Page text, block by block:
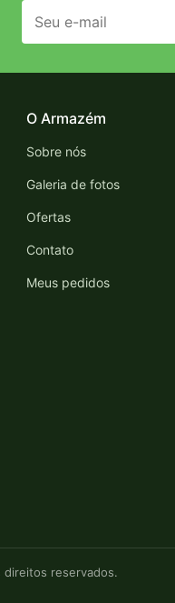
O Armazém
Sobre nós
Galeria de fotos
Ofertas
Contato
Meus pedidos
direitos reservados.